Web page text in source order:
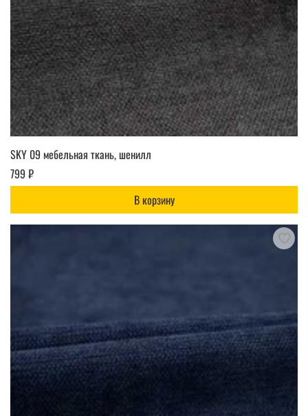
SKY 09 мебельная ткань, шенилл
799 ₽
В корзину